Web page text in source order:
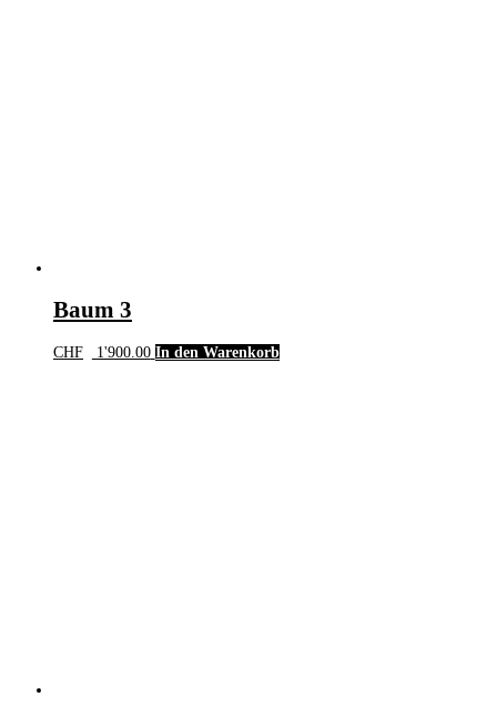
Baum 3
CHF 1'900.00 In den Warenkorb